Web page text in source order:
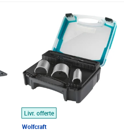
Livr. offerte
Wolfcraft